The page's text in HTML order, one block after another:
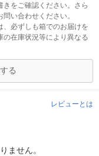
をご確認ください。さら
い合わせください。
、必ずしも箱でのお届けを
の在庫状況等により異なる
る
レビューとは
ません。